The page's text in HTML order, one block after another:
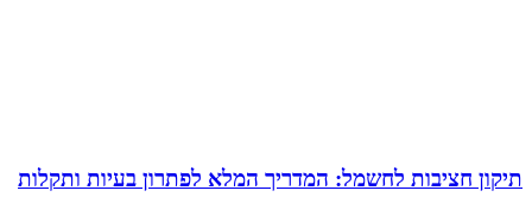
תיקון חציבות לחשמל: המדריך המלא לפתרון בעיות ותקלות